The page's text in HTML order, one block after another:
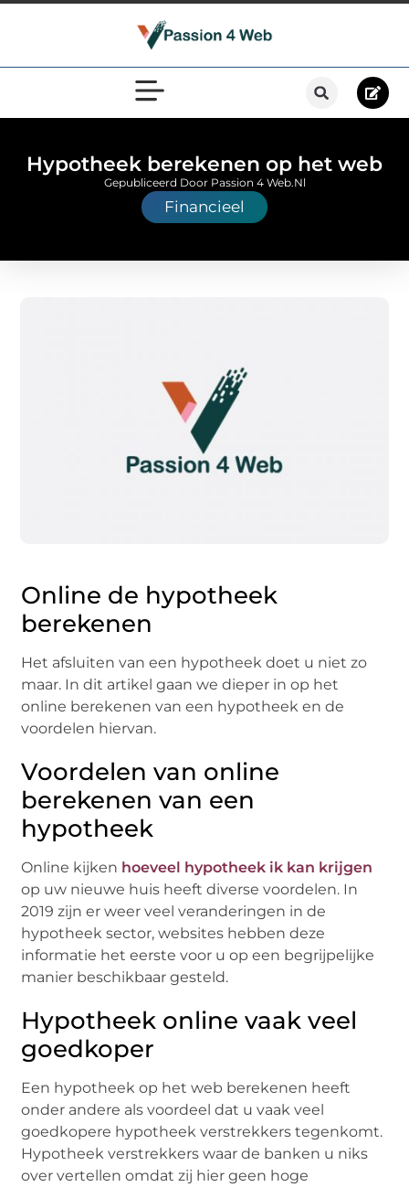
Hypotheek berekenen op het web
Financieel
Gepubliceerd Door Passion 4 Web.nl
Online de hypotheek
berekenen
Het afsluiten van een hypotheek doet u niet zo
maar. In dit artikel gaan we dieper in op het
online berekenen van een hypotheek en de
voordelen hiervan.
Voordelen van online
berekenen van een
hypotheek
Online kijken hoeveel hypotheek ik kan krijgen
op uw nieuwe huis heeft diverse voordelen. In
2019 zijn er weer veel veranderingen in de
hypotheek sector, websites hebben deze
informatie het eerste voor u op een begrijpelijke
manier beschikbaar gesteld.
Hypotheek online vaak veel
goedkoper
Een hypotheek op het web berekenen heeft
onder andere als voordeel dat u vaak veel
goedkopere hypotheek verstrekkers tegenkomt.
Hypotheek verstrekkers waar de banken u niks
over vertellen omdat zij hier geen hoge